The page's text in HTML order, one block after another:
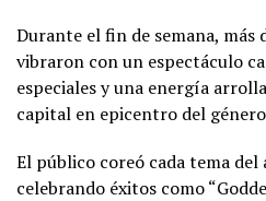
Durante el fin de semana, más
vibraron con un espectáculo
especiales y una energía
capital en epicentro del
El público coreó cada tema del
celebrando éxitos como